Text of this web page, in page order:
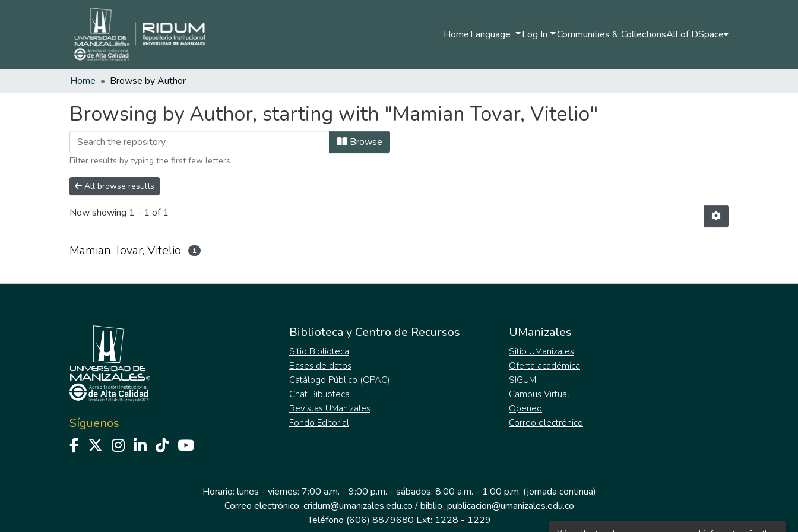
HomeLanguage Log In Communities & CollectionsAll of DSpace
Home Browse by Author
Browsing by Author, starting with "Mamian Tovar, Vitelio"
Browse
Filter results by typing the first few letters
All browse results
Now showing 1 - 1 of 1
Mamian Tovar, Vitelio 1
Síguenos
Biblioteca y Centro de Recursos
Sitio Biblioteca
Bases de datos
Catálogo Público (OPAC)
Chat Biblioteca
Revistas UManizales
Fondo Editorial
UManizales
Sitio UManizales
Oferta académica
SIGUM
Campus Virtual
Opened
Correo electrónico
Horario: lunes - viernes: 7:00 a.m. - 9:00 p.m. - sábados: 8:00 a.m. - 1:00 p.m. (jornada continua)
Correo electrónico: cridum@umanizales.edu.co / biblio_publicacion@umanizales.edu.co
Teléfono (606) 8879680 Ext: 1228 - 1229